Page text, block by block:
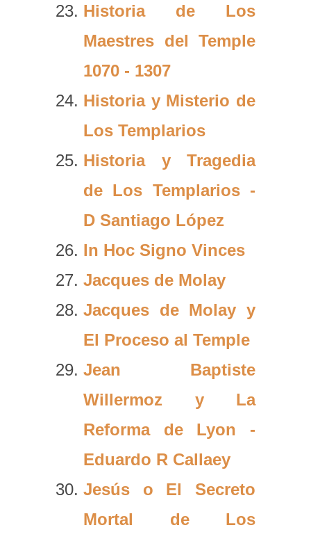
Historia de Los
Maestres del Temple
1070 - 1307
Historia y Misterio de
Los Templarios
Historia y Tragedia
de Los Templarios -
D Santiago López
In Hoc Signo Vinces
Jacques de Molay
Jacques de Molay y
El Proceso al Temple
Jean Baptiste
Willermoz y La
Reforma de Lyon -
Eduardo R Callaey
Jesús o El Secreto
Mortal de Los